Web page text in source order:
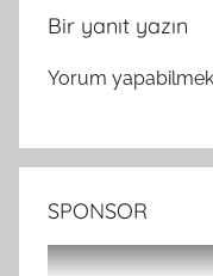
Bir yanıt yazın
Yorum
SPONSOR